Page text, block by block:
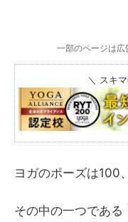
一部のページは広
＼ スキ
ヨガのポーズは100
その中の一つである